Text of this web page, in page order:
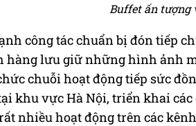
Buffet ấn tượng
công tác chuẩn bị đón tiếp
hàng lưu giữ những hình ảnh
chuỗi hoạt động tiếp sức
khu vực Hà Nội, triển khai
nhiều hoạt động trên các